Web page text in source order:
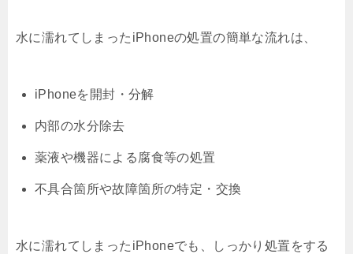
水に濡れてしまったiPhoneの処置の簡単な流れは、
iPhoneを開封・分解
内部の水分除去
薬液や機器による腐食等の処置
不具合箇所や故障箇所の特定・交換
水に濡れてしまったiPhoneでも、しっかり処置をする